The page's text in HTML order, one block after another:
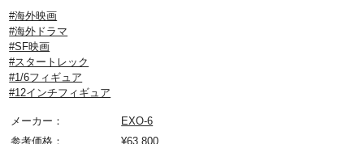
#海外映画
#海外ドラマ
#SF映画
#スタートレック
#1/6フィギュア
#12インチフィギュア
メーカー：
EXO-6
参考価格：
¥63,800